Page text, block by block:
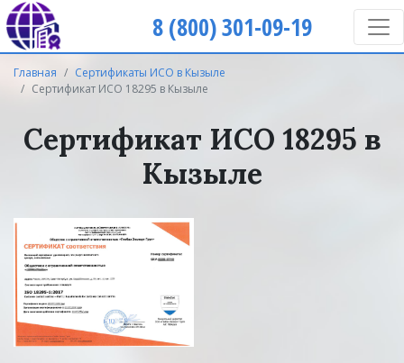
8 (800) 301-09-19
Главная
Сертификаты ИСО в Кызыле
Cертификат ИСО 18295 в Кызыле
Cертификат ИСО 18295 в
Кызыле